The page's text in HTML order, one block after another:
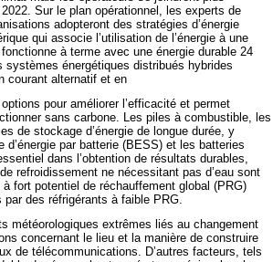
Sur le plan opérationnel, les experts de
adopteront des stratégies d’énergie
qui associe l’utilisation de l’énergie à une
à terme avec une énergie durable 24
systèmes énergétiques distribués hybrides
courant alternatif et en
pour améliorer l’efficacité et permet
sans carbone. Les piles à combustible, les
de stockage d’énergie de longue durée, y
par batterie (BESS) et les batteries
dans l’obtention de résultats durables,
refroidissement ne nécessitant pas d’eau sont
fort potentiel de réchauffement global (PRG)
des réfrigérants à faible PRG.
météorologiques extrêmes liés au changement
concernant le lieu et la manière de construire
de télécommunications. D’autres facteurs, tels